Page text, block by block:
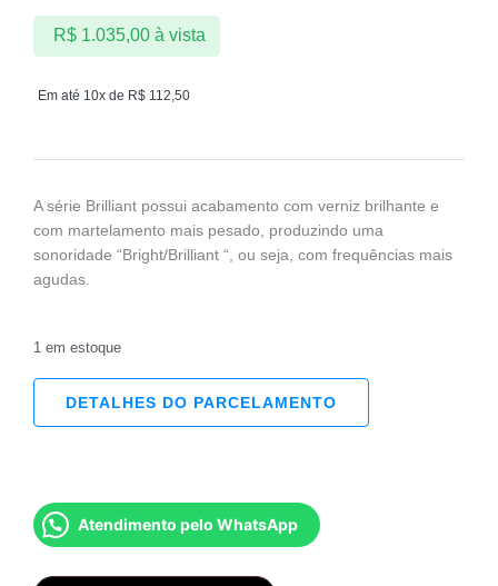
Em até 10x de R$ 112,50
R$1.035,00 à vista
A série Brilliant possui acabamento com verniz brilhante e
com martelamento mais pesado, produzindo uma
sonoridade “Bright/Brilliant “, ou seja, com frequências mais
agudas.
1 em estoque
DETALHES DO PARCELAMENTO
Atendimento pelo WhatsApp